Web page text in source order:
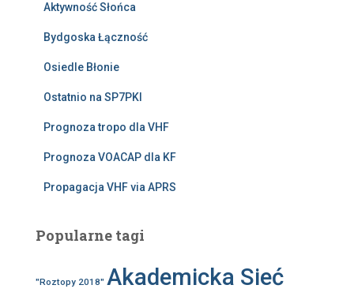
Aktywność Słońca
Bydgoska Łączność
Osiedle Błonie
Ostatnio na SP7PKI
Prognoza tropo dla VHF
Prognoza VOACAP dla KF
Propagacja VHF via APRS
Popularne tagi
"Roztopy 2018" Akademicka Sieć